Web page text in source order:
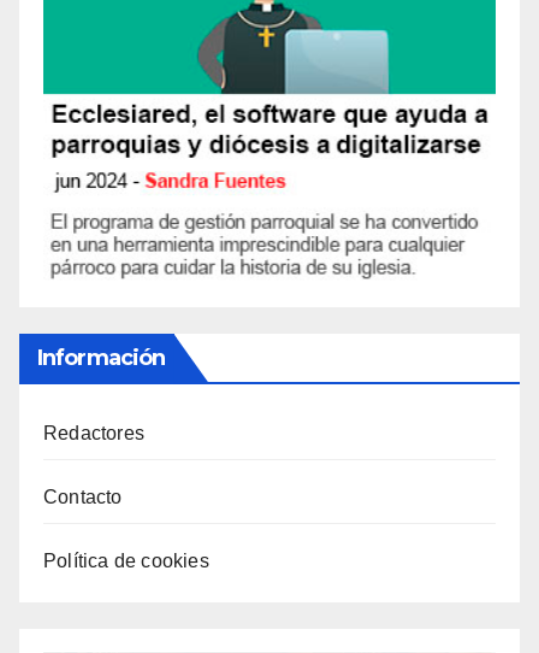
Información
Redactores
Contacto
Política de cookies